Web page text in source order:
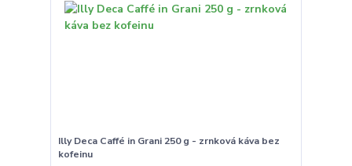
Illy Deca Caffé in Grani 250 g - zrnková káva bez
kofeinu